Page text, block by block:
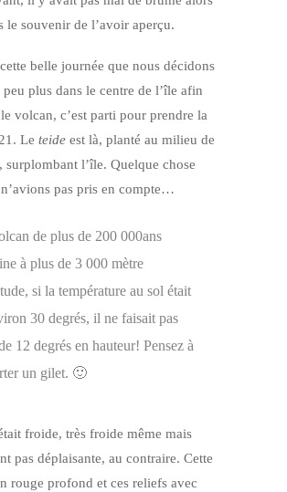
le souvenir de l’avoir aperçu.
belle journée que nous décidons
peu plus dans le centre de l’île afin
volcan, c’est parti pour prendre la
Le teide est là, planté au milieu de
surplombant l’île. Quelque chose
pas pris en compte…
de plus de 200 000ans
à plus de 3 000 mètre
si la température au sol était
30 degrés, il ne faisait pas
12 degrés en hauteur! Pensez à
un gilet. 🙂
froide, très froide même mais
pas déplaisante, au contraire. Cette
rouge profond et ces reliefs avec